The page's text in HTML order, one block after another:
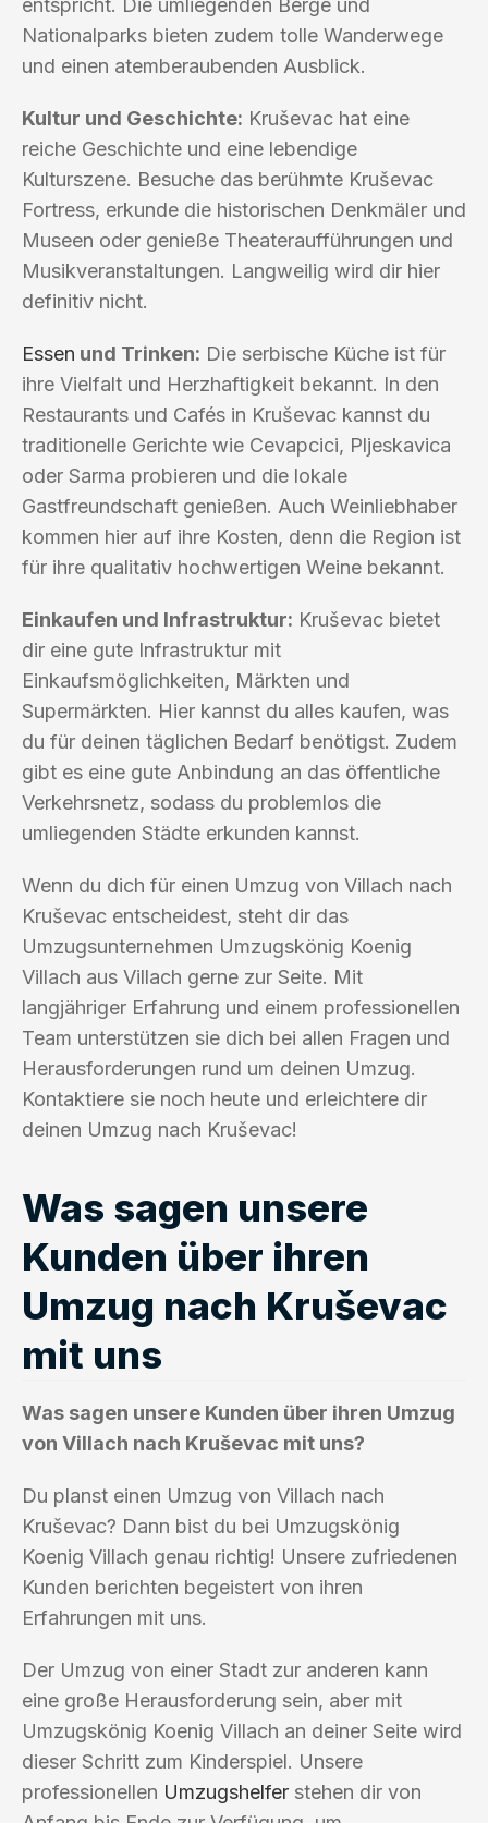
entspricht. Die umliegenden Berge und
Nationalparks bieten zudem tolle Wanderwege
und einen atemberaubenden Ausblick.
Kultur und Geschichte: Kruševac hat eine
reiche Geschichte und eine lebendige
Kulturszene. Besuche das berühmte Kruševac
Fortress, erkunde die historischen Denkmäler und
Museen oder genieße Theateraufführungen und
Musikveranstaltungen. Langweilig wird dir hier
definitiv nicht.
Essen und Trinken: Die serbische Küche ist für
ihre Vielfalt und Herzhaftigkeit bekannt. In den
Restaurants und Cafés in Kruševac kannst du
traditionelle Gerichte wie Cevapcici, Pljeskavica
oder Sarma probieren und die lokale
Gastfreundschaft genießen. Auch Weinliebhaber
kommen hier auf ihre Kosten, denn die Region ist
für ihre qualitativ hochwertigen Weine bekannt.
Einkaufen und Infrastruktur: Kruševac bietet
dir eine gute Infrastruktur mit
Einkaufsmöglichkeiten, Märkten und
Supermärkten. Hier kannst du alles kaufen, was
du für deinen täglichen Bedarf benötigst. Zudem
gibt es eine gute Anbindung an das öffentliche
Verkehrsnetz, sodass du problemlos die
umliegenden Städte erkunden kannst.
Wenn du dich für einen Umzug von Villach nach
Kruševac entscheidest, steht dir das
Umzugsunternehmen Umzugskönig Koenig
Villach aus Villach gerne zur Seite. Mit
langjähriger Erfahrung und einem professionellen
Team unterstützen sie dich bei allen Fragen und
Herausforderungen rund um deinen Umzug.
Kontaktiere sie noch heute und erleichtere dir
deinen Umzug nach Kruševac!
Was sagen unsere
Kunden über ihren
Umzug nach Kruševac
mit uns
Was sagen unsere Kunden über ihren Umzug
von Villach nach Kruševac mit uns?
Du planst einen Umzug von Villach nach
Kruševac? Dann bist du bei Umzugskönig
Koenig Villach genau richtig! Unsere zufriedenen
Kunden berichten begeistert von ihren
Erfahrungen mit uns.
Der Umzug von einer Stadt zur anderen kann
eine große Herausforderung sein, aber mit
Umzugskönig Koenig Villach an deiner Seite wird
dieser Schritt zum Kinderspiel. Unsere
professionellen Umzugshelfer stehen dir von